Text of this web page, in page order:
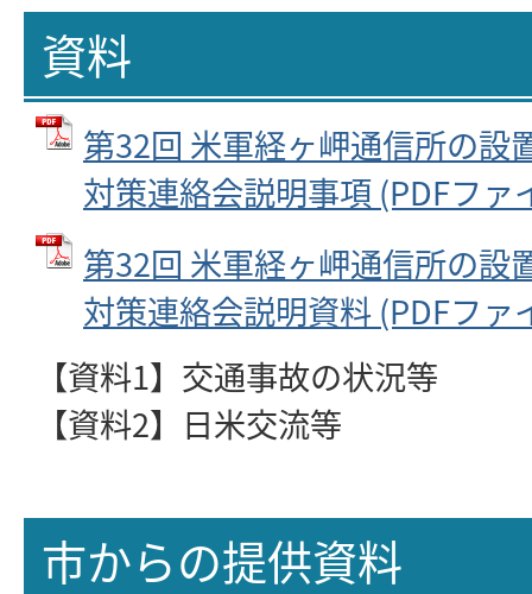
資料
第32回 米軍経ヶ岬通信所の設
対策連絡会説明事項 (PDFファ
第32回 米軍経ヶ岬通信所の設
対策連絡会説明資料 (PDFファ
【資料1】交通事故の状況等
【資料2】日米交流等
市からの提供資料